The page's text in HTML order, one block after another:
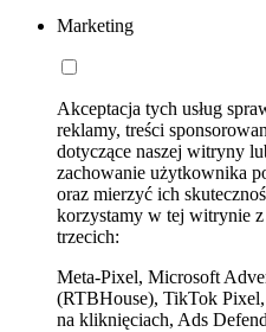
Marketing
Akceptacja tych usług
reklamy, treści
dotyczące naszej witryny
zachowanie użytkownika
oraz mierzyć ich
korzystamy w tej witrynie z
trzecich:
Meta-Pixel, Microsoft
(RTBHouse), TikTok
na kliknięciach, Ads